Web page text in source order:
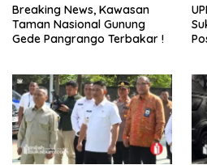
Breaking News, Kawasan
Taman Nasional Gunung
Gede Pangrango Terbakar !